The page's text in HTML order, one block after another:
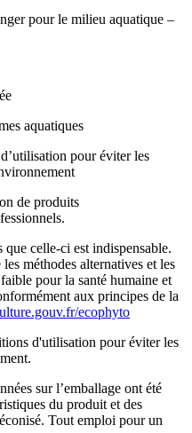
pour le milieu aquatique –
aquatiques
pour éviter les
de produits
celle-ci est indispensable.
méthodes alternatives et les
pour la santé humaine et
aux principes de la
ecophyto
d'utilisation pour éviter les
sur l’emballage ont été
du produit et des
Tout emploi pour un